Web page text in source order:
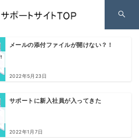
メールの添付ファイルが開けない？！
2022年5月23日
サポートに新入社員が入ってきた
2022年1月7日